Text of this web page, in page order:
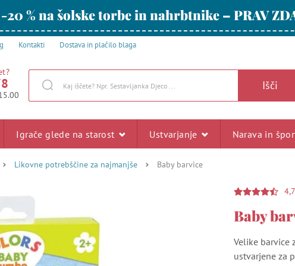
-20 % na šolske torbe in nahrbtnike – PRAV
Kontakti Dostava in plačilo blaga
Išči
Igrače glede na starost Ustvarjanje Narava in
Likovne potrebščine za najmanjše Baby barvice
4,7
Baby
Velike barvice
ustvarjene za